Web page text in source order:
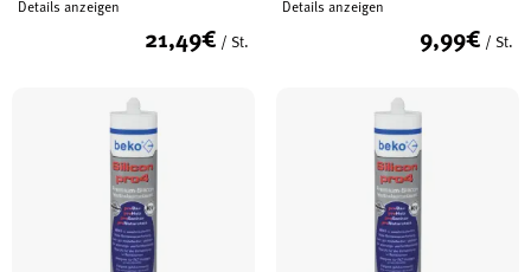
Details anzeigen
21,49€ / St.
Details anzeigen
9,99€ / St.